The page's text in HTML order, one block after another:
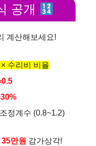
공개
계산해보세요!
수리비 비율
정계수 (0.8~1.2)
35만원 감가상각!